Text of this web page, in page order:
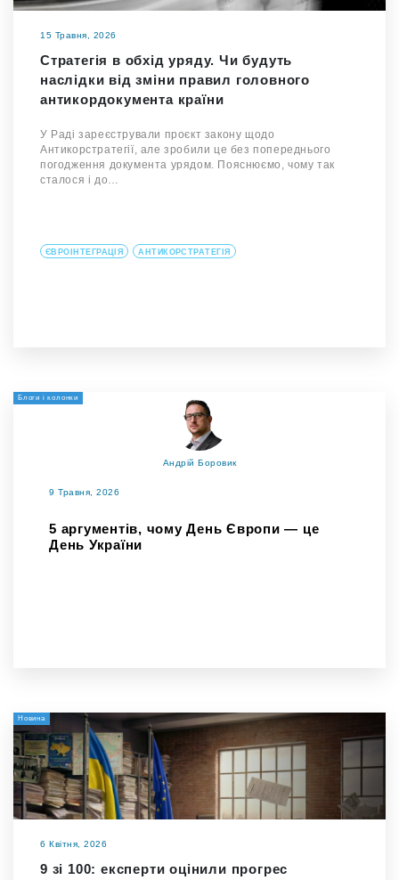
15 Травня, 2026
Стратегія в обхід уряду. Чи будуть
наслідки від зміни правил головного
антикордокумента країни
У Раді зареєстрували проєкт закону щодо
Антикорстратегії, але зробили це без попереднього
погодження документа урядом. Пояснюємо, чому так
сталося і до…
ЄВРОІНТЕГРАЦІЯ АНТИКОРСТРАТЕГІЯ
Блоги і колонки
Андрій Боровик
9 Травня, 2026
5 аргументів, чому День Європи — це
День України
Новина
6 Квітня, 2026
9 зі 100: експерти оцінили прогрес